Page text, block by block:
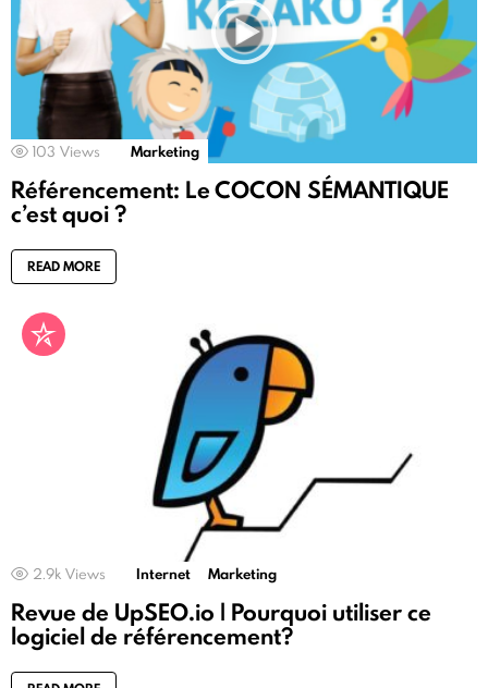
103 Views Marketing
Référencement: Le COCON SÉMANTIQUE
c’est quoi ?
READ MORE
2.9k Views Internet Marketing
Revue de UpSEO.io | Pourquoi utiliser ce
logiciel de référencement?